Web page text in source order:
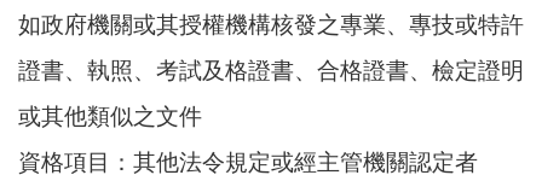
如政府機關或其授權機構核發之專業、專技或特許
證書、執照、考試及格證書、合格證書、檢定證明
或其他類似之文件
資格項目：其他法令規定或經主管機關認定者